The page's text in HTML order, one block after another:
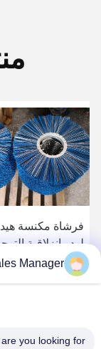
فرشاة مكنسة
لودر انزلاقية
Manager
you looking for?